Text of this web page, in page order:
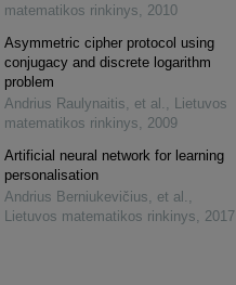
matematikos rinkinys
2010
Asymmetric cipher protocol using
conjugacy and discrete logarithm
problem
Andrius Raulynaitis, et al.
Lietuvos
matematikos rinkinys
2009
Artificial neural network for learning
personalisation
Andrius Berniukevičius, et al.
Lietuvos matematikos rinkinys
2017